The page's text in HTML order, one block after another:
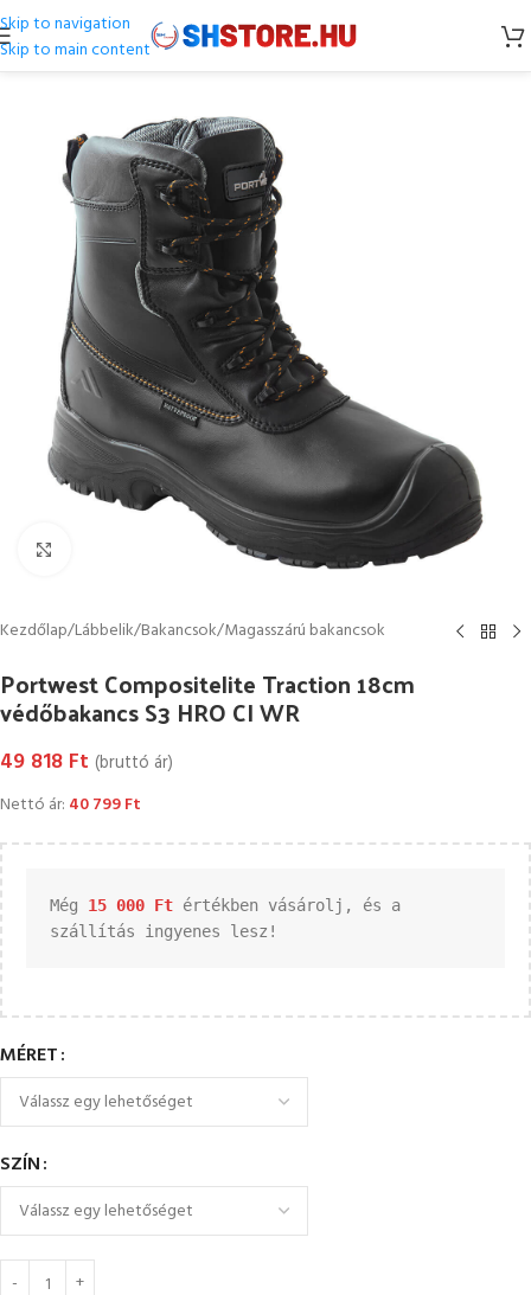
Skip to navigation
Skip to main content
Kattintson a nagyításhoz
Kezdőlap/Lábbelik/Bakancsok/Magasszárú bakancsok
Portwest Compositelite Traction 18cm
védőbakancs S3 HRO CI WR
49 818 Ft (bruttó ár)
Nettó ár: 40 799Ft
Még 15 000 Ft értékben vásárolj, és a
szállítás ingyenes lesz!
MÉRET
SZÍN